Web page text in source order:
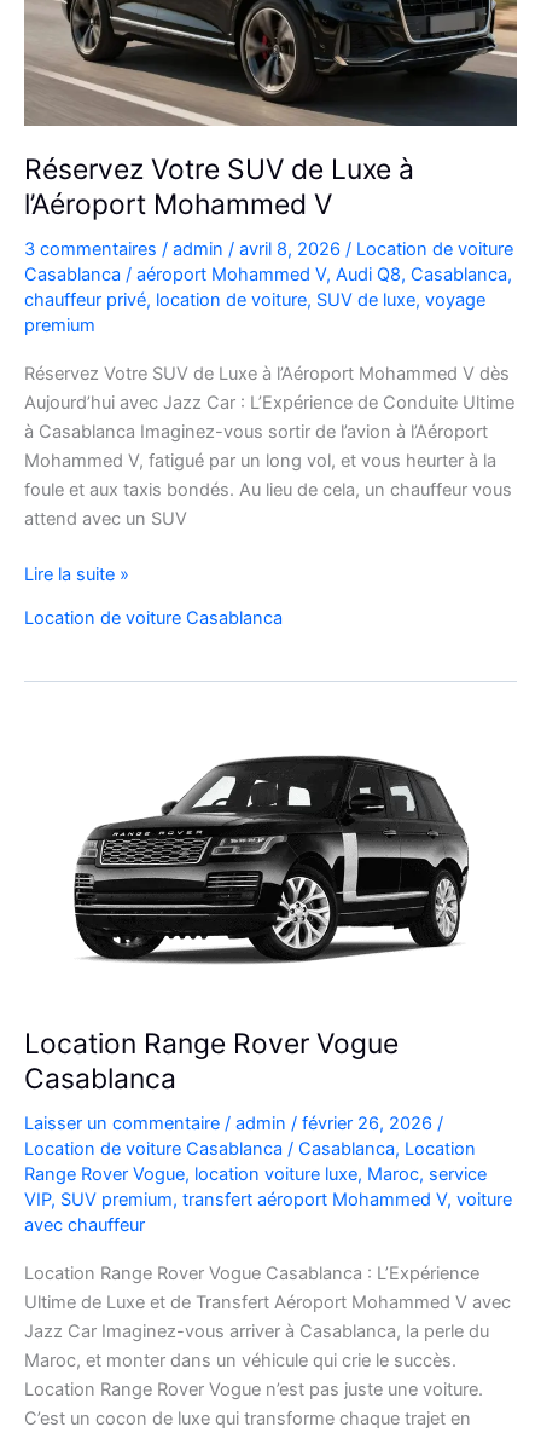
plans
Réservez Votre SUV de Luxe à
l’Aéroport Mohammed V
3 commentaires / admin / avril 8, 2026 / Location de voiture
Casablanca / aéroport Mohammed V, Audi Q8, Casablanca,
chauffeur privé, location de voiture, SUV de luxe, voyage
premium
Réservez Votre SUV de Luxe à l’Aéroport Mohammed V dès
Aujourd’hui avec Jazz Car : L’Expérience de Conduite Ultime
à Casablanca Imaginez-vous sortir de l’avion à l’Aéroport
Mohammed V, fatigué par un long vol, et vous heurter à la
foule et aux taxis bondés. Au lieu de cela, un chauffeur vous
attend avec un SUV
Réservez
SUV
Luxe
Lire la suite »
Location de voiture Casablanca
Location Range Rover Vogue
Casablanca
Laisser un commentaire / admin / février 26, 2026 /
Location de voiture Casablanca / Casablanca, Location
Range Rover Vogue, location voiture luxe, Maroc, service
VIP, SUV premium, transfert aéroport Mohammed V, voiture
avec chauffeur
Location Range Rover Vogue Casablanca : L’Expérience
Ultime de Luxe et de Transfert Aéroport Mohammed V avec
Jazz Car Imaginez-vous arriver à Casablanca, la perle du
Maroc, et monter dans un véhicule qui crie le succès.
Location Range Rover Vogue n’est pas juste une voiture.
C’est un cocon de luxe qui transforme chaque trajet en